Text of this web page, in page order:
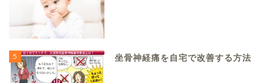
5 坐骨神経痛を自宅で改善する方法